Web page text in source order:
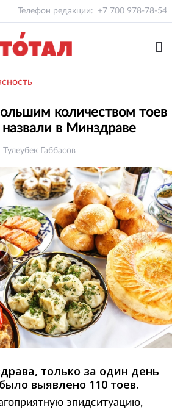
Телефон редакции: +7 700 978-78-54
количеством тоев
в Минздраве
Тулеубек Габбасов
только за один день
выявлено 110 тоев.
эпидситуацию,